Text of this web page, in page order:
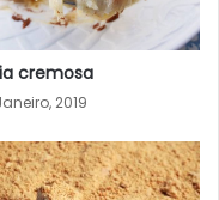
cremosa
2019